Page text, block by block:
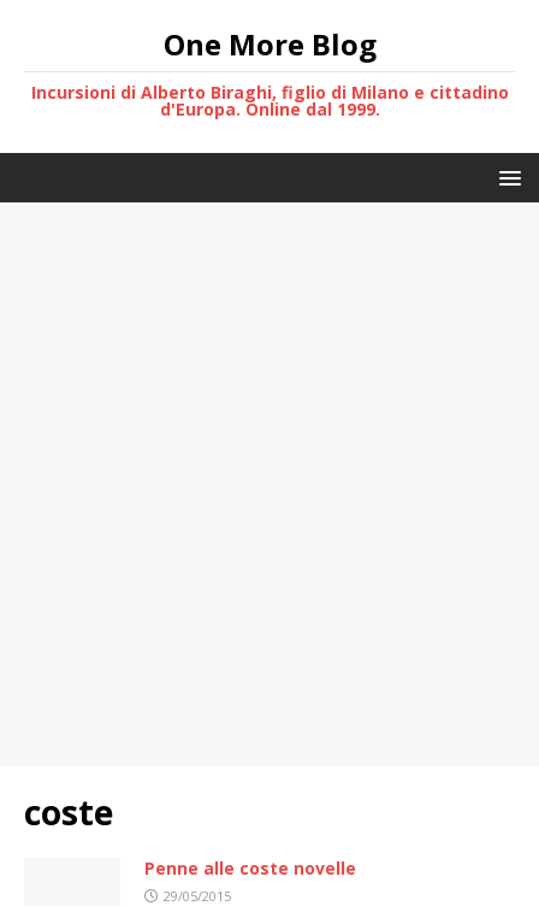
One More Blog
Incursioni di Alberto Biraghi, figlio di Milano e cittadino
d'Europa. Online dal 1999.
coste
Penne alle coste novelle
29/05/2015